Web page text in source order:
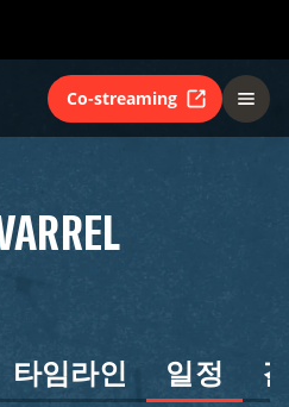
Co-streaming
타임라인 일정